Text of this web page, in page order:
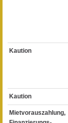
Kaution
Kaution
Mietvorauszahlung,